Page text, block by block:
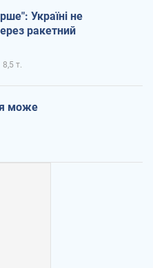
Україні не
ракетний
8,5 т.
може